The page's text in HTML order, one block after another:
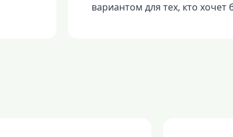
вариантом для тех, кто